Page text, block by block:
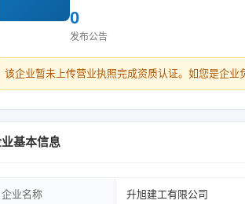
0
发布公告
该企业暂未上传营业执照完成资质认证。如您是企业
基本信息
企业名称 升旭建工有限公司